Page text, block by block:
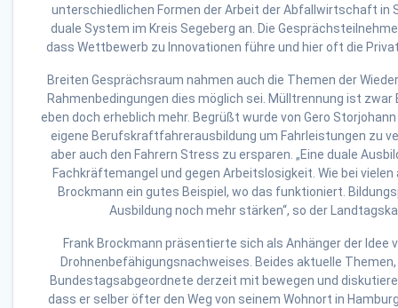
unterschiedlichen Formen der Arbeit der Abfallwirtschaft in
duale System im Kreis Segeberg an. Die
dass Wettbewerb zu Innovationen führe und hier oft die
Breiten Gesprächsraum nahmen auch die Themen der
Rahmenbedingungen dies möglich sei. Mülltrennung ist
eben doch erheblich mehr. Begrüßt wurde von Gero
eigene Berufskraftfahrerausbildung um Fahrleistungen zu
aber auch den Fahrern Stress zu ersparen. „Eine duale
Fachkräftemangel und gegen Arbeitslosigkeit. Wie bei
Brockmann ein gutes Beispiel, wo das funktioniert.
Ausbildung noch mehr stärken“, so der
Frank Brockmann präsentierte sich als Anhänger der Idee
Drohnenbefähigungsnachweises. Beides aktuelle
Bundestagsabgeordnete derzeit mit bewegen und
dass er selber öfter den Weg von seinem Wohnort in